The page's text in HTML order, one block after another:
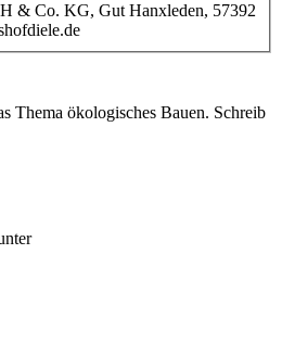
& Co. KG, Gut Hanxleden, 57392
Thema ökologisches Bauen. Schreib